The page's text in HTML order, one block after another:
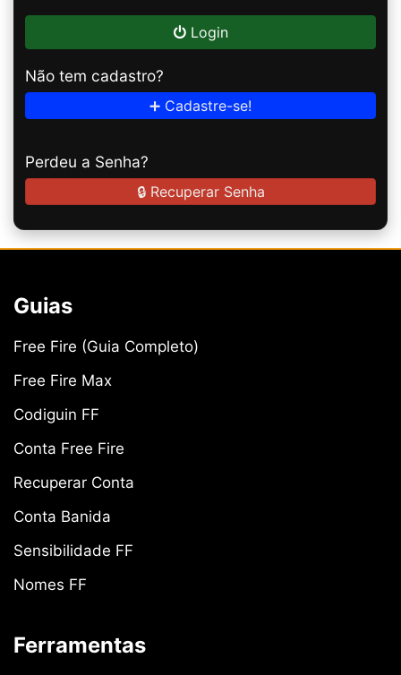
Login
Não tem cadastro?
➕ Cadastre-se!
Perdeu a Senha?
🔒 Recuperar Senha
Guias
Free Fire (Guia Completo)
Free Fire Max
Codiguin FF
Conta Free Fire
Recuperar Conta
Conta Banida
Sensibilidade FF
Nomes FF
Ferramentas